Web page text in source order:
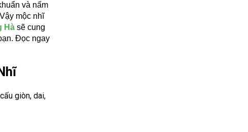
và nấm
mộc nhĩ
Hà sẽ cung
Đọc ngay
giòn, dai,